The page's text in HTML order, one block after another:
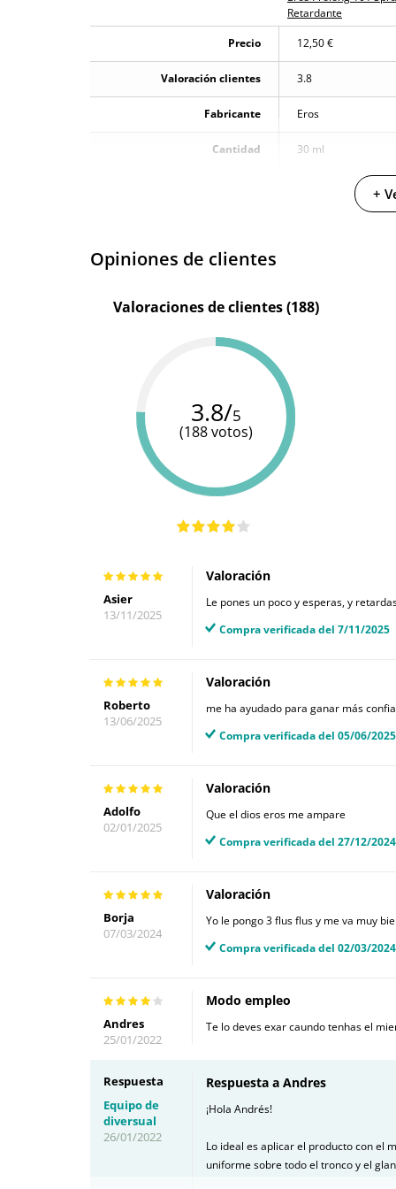
¿Cuándo lo recibo? El lunes 10 de
Retardante
Precio
12,50 €
Valoración clientes 3.8
Fabricante Eros
Cantidad 30 ml
+
Opiniones de clientes
Valoraciones de clientes (188)
3.8/5
(188 votos)
Asier
13/11/2025
Valoración
Le pones un poco y esperas, y
Compra verificada del 7/11/2025
Roberto
13/06/2025
Valoración
me ha ayudado para ganar más
Compra verificada del 05/06/2025
Adolfo
02/01/2025
Valoración
Que el dios eros me ampare
Compra verificada del 27/12/2024
Borja
07/03/2024
Valoración
Yo le pongo 3 flus flus y me va muy
Compra verificada del 02/03/2024
Andres
25/01/2022
Modo empleo
Te lo deves exar caundo tenhas el
Respuesta
Equipo de
diversual
26/01/2022
Respuesta a Andres
¡Hola Andrés!
Lo ideal es aplicar el producto con el
uniforme sobre todo el tronco y el